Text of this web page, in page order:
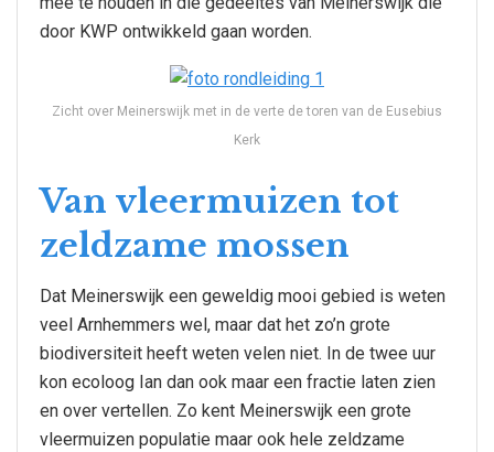
door KWP ontwikkeld gaan worden.
Zicht over Meinerswijk met in de verte de toren van de Eusebius
Kerk
Van vleermuizen tot
zeldzame mossen
Dat Meinerswijk een geweldig mooi gebied is weten
veel Arnhemmers wel, maar dat het zo’n grote
biodiversiteit heeft weten velen niet. In de twee uur
kon ecoloog Ian dan ook maar een fractie laten zien
en over vertellen. Zo kent Meinerswijk een grote
vleermuizen populatie maar ook hele zeldzame